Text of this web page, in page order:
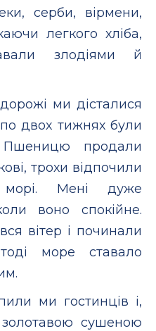
серби, вірмени,
легкого хліба,
злодіями й
ми дісталися
двох тижнях були
продали
трохи відпочили
Мені дуже
воно спокійне.
вітер і починали
море ставало
ми гостинців і,
сушеною